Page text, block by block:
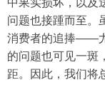
中果实损坏，以及
问题也接踵而至。
消费者的追捧——
的问题也可见一斑
距。因此，我们将